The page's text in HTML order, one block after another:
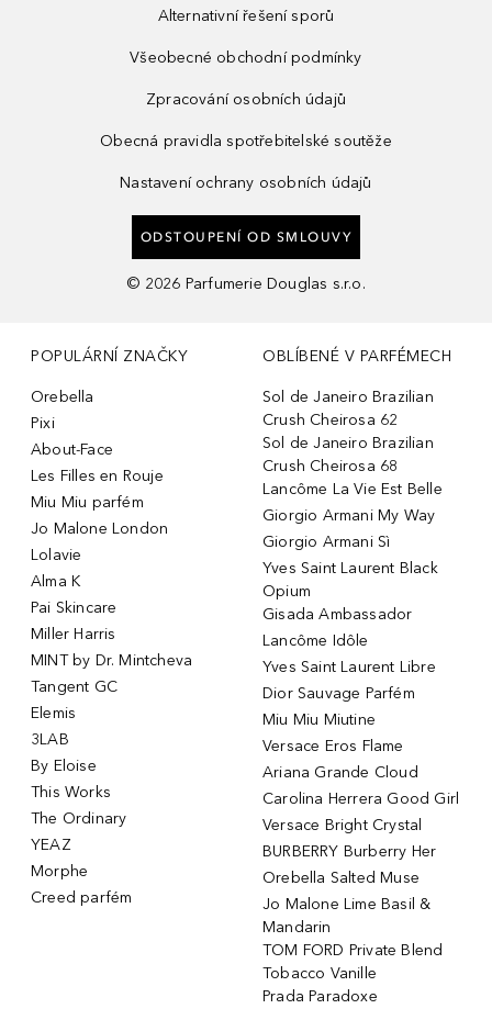
Alternativní řešení sporů
Všeobecné obchodní podmínky
Zpracování osobních údajů
Obecná pravidla spotřebitelské soutěže
Nastavení ochrany osobních údajů
ODSTOUPENÍ OD SMLOUVY
© 2026 Parfumerie Douglas s.r.o.
POPULÁRNÍ ZNAČKY
Orebella
Pixi
About-Face
Les Filles en Rouje
Miu Miu parfém
Jo Malone London
Lolavie
Alma K
Pai Skincare
Miller Harris
MINT by Dr. Mintcheva
Tangent GC
Elemis
3LAB
By Eloise
This Works
The Ordinary
YEAZ
Morphe
Creed parfém
OBLÍBENÉ V PARFÉMECH
Sol de Janeiro Brazilian
Crush Cheirosa 62
Sol de Janeiro Brazilian
Crush Cheirosa 68
Lancôme La Vie Est Belle
Giorgio Armani My Way
Giorgio Armani Sì
Yves Saint Laurent Black
Opium
Gisada Ambassador
Lancôme Idôle
Yves Saint Laurent Libre
Dior Sauvage Parfém
Miu Miu Miutine
Versace Eros Flame
Ariana Grande Cloud
Carolina Herrera Good Girl
Versace Bright Crystal
BURBERRY Burberry Her
Orebella Salted Muse
Jo Malone Lime Basil &
Mandarin
TOM FORD Private Blend
Tobacco Vanille
Prada Paradoxe